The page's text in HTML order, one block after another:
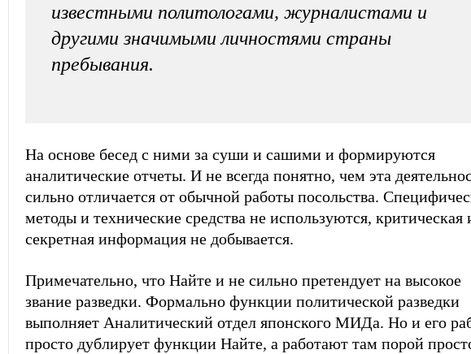
известными политологами, журналистами и
другими значимыми личностями страны
пребывания.
На основе бесед с ними за суши и сашими и формируются
аналитические отчеты. И не всегда понятно, чем эта
сильно отличается от обычной работы посольства.
методы и технические средства не используются, критическая
секретная информация не добывается.
Примечательно, что Найте и не сильно претендует на высокое
звание разведки. Формально функции политической разведки
выполняет Аналитический отдел японского МИДа. Но и его
просто дублирует функции Найте, а работают там порой